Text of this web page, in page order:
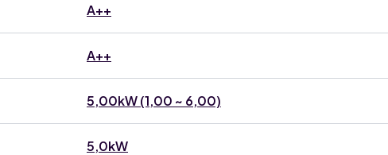
A++
A++
5,00kW (1,00 ~ 6,00)
5,0kW